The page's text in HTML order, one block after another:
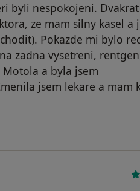
byli nespokojeni. Dvakrat
ze mam silny kasel a
Pokazde mi bylo
zadna vysetreni,
a byla jsem
jsem lekare a mam
IM